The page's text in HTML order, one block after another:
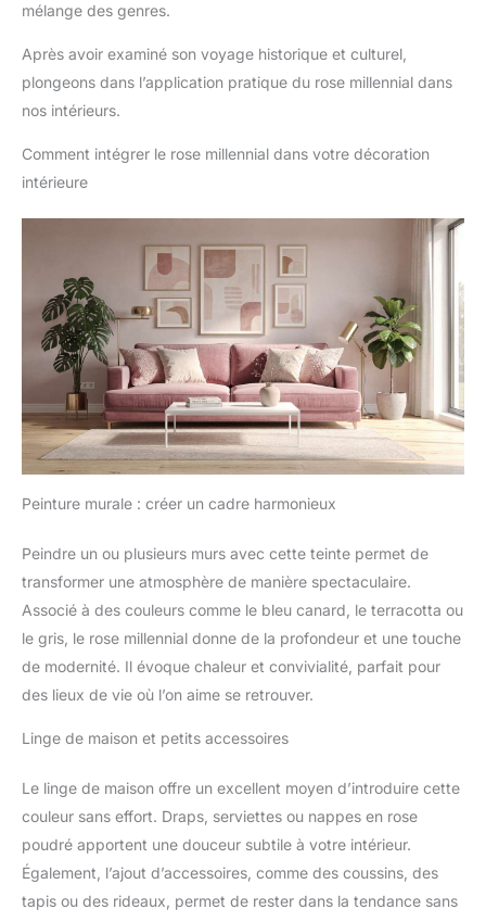
mélange des genres.
Après avoir examiné son voyage historique et culturel,
plongeons dans l’application pratique du rose millennial dans
nos intérieurs.
Comment intégrer le rose millennial dans votre décoration
intérieure
Peinture murale : créer un cadre harmonieux
Peindre un ou plusieurs murs avec cette teinte permet de
transformer une atmosphère de manière spectaculaire.
Associé à des couleurs comme le bleu canard, le terracotta ou
le gris, le rose millennial donne de la profondeur et une touche
de modernité. Il évoque chaleur et convivialité, parfait pour
des lieux de vie où l’on aime se retrouver.
Linge de maison et petits accessoires
Le linge de maison offre un excellent moyen d’introduire cette
couleur sans effort. Draps, serviettes ou nappes en rose
poudré apportent une douceur subtile à votre intérieur.
Également, l’ajout d’accessoires, comme des coussins, des
tapis ou des rideaux, permet de rester dans la tendance sans